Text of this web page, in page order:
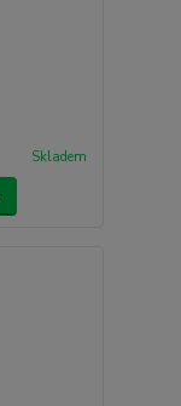
Skladem